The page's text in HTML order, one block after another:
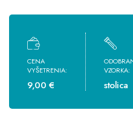
CENA
VYŠETRENIA:
9,00 €
VZORKA:
stolica